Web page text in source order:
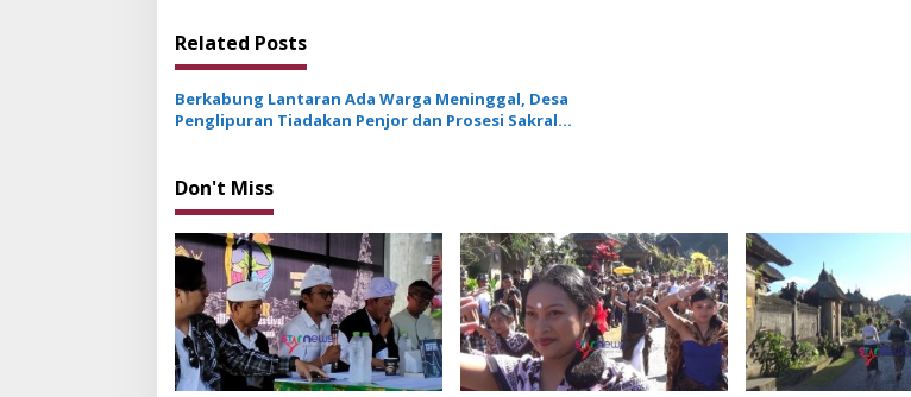
t
n
a
v
g
a
t
i
o
n
Related Posts
Berkabung Lantaran Ada Warga Meninggal, Desa
Penglipuran Tiadakan Penjor dan Prosesi Sakral
Don't Miss